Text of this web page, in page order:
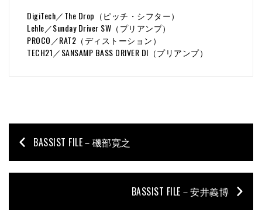
DigiTech／The Drop（ピッチ・シフター）
Lehle／Sunday Driver SW（プリアンプ）
PROCO／RAT2（ディストーション）
TECH21／SANSAMP BASS DRIVER DI（プリアンプ）
BASSIST FILE－磯部寛之
BASSIST FILE－安井義博